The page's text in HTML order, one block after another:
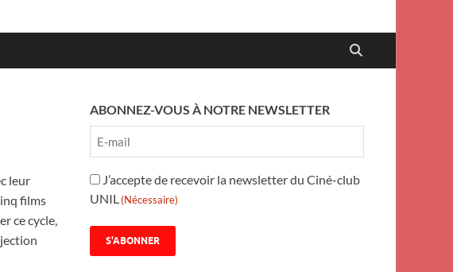
leur
films
ce cycle,
ABONNEZ-VOUS À NOTRE NEWSLETTER
RGPD
(Nécessaire)
J’accepte de recevoir la newsletter du Ciné-club
UNIL(Nécessaire)